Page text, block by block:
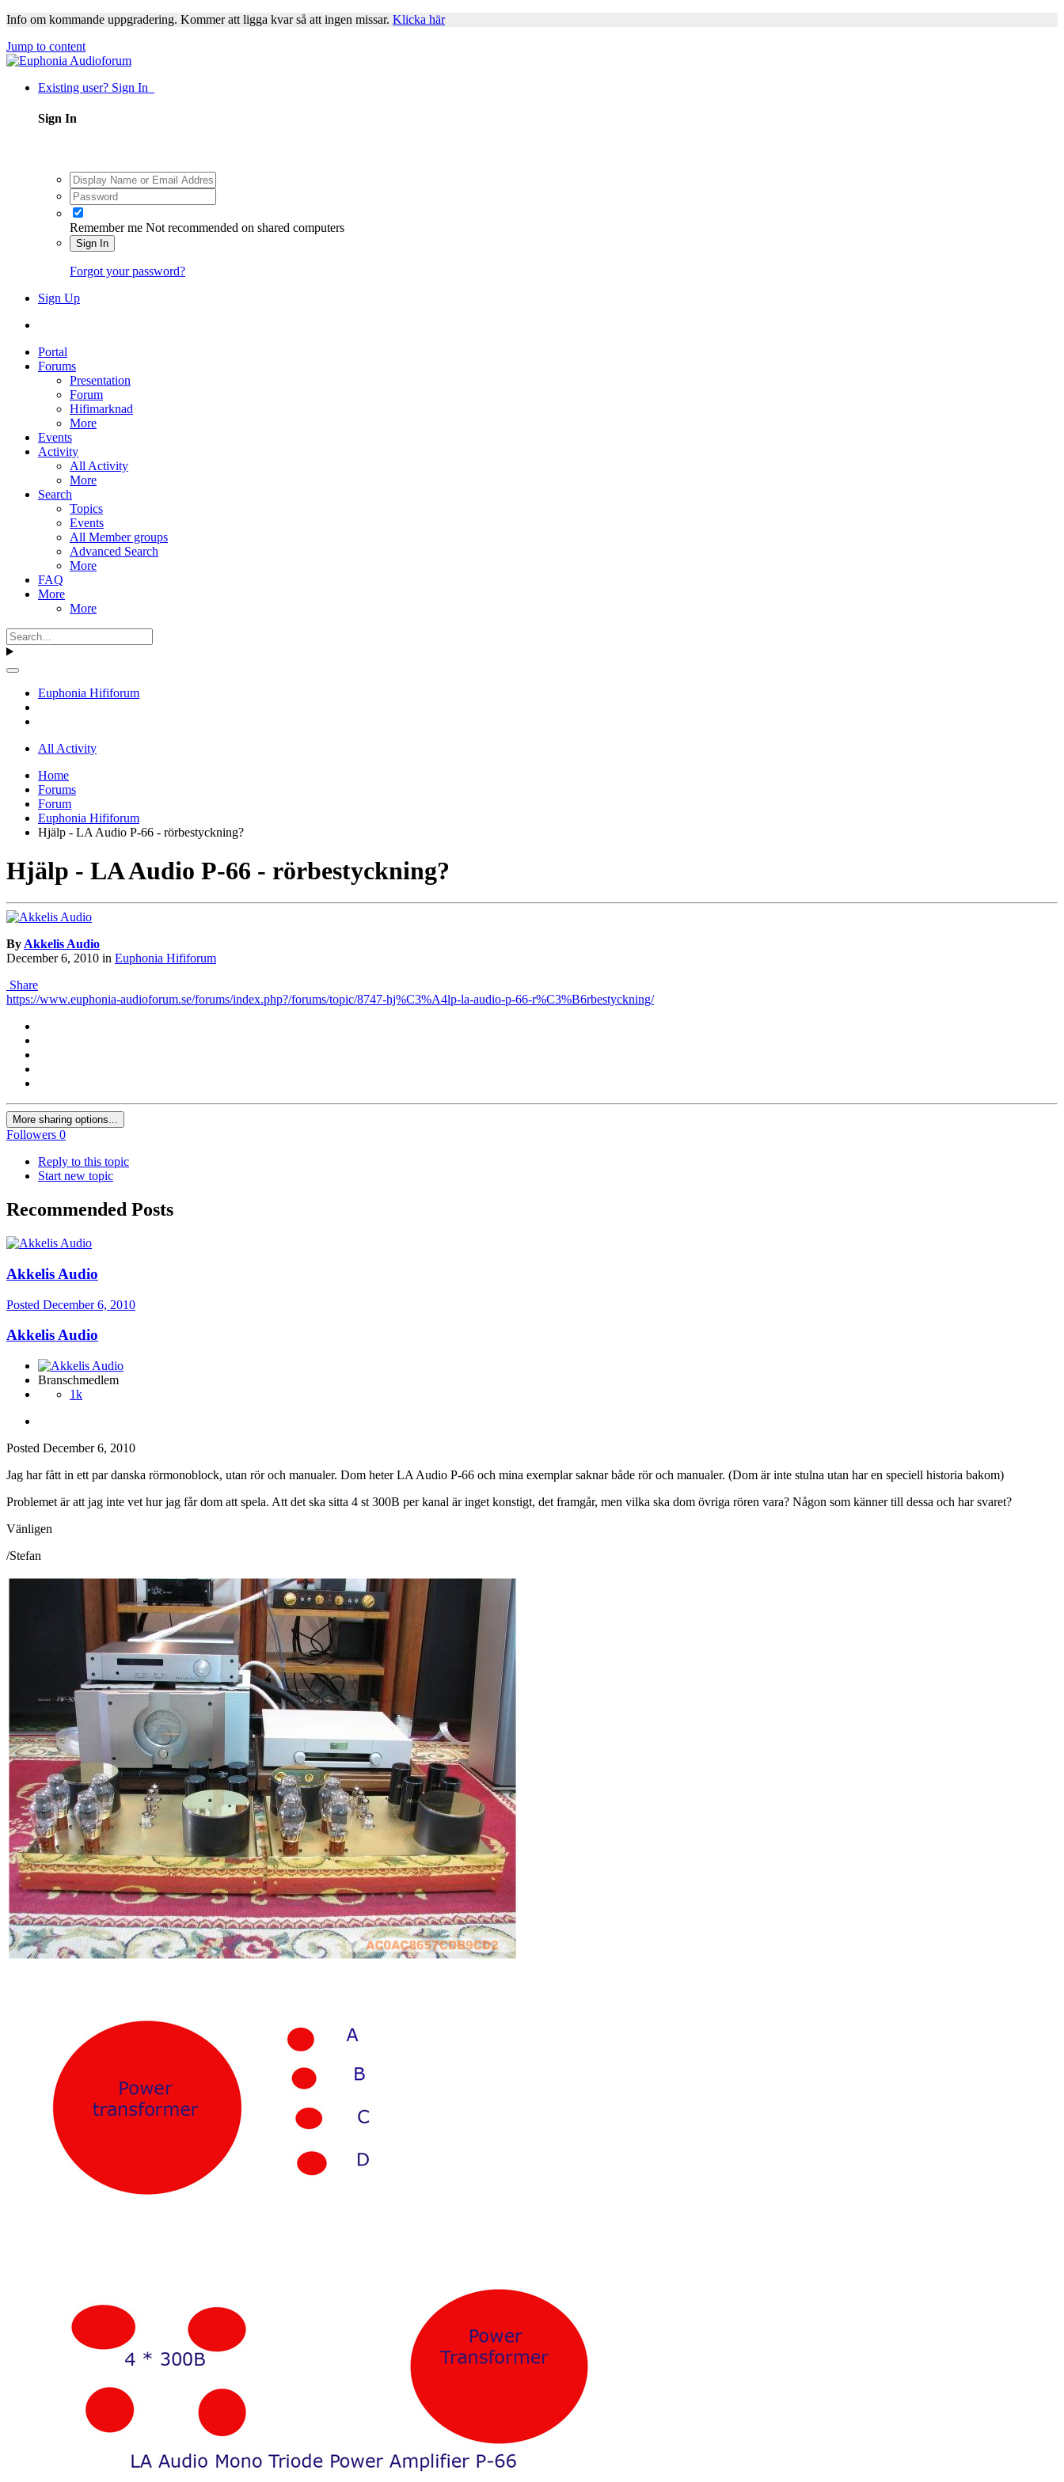
Info om kommande uppgradering. Kommer att ligga kvar så att ingen missar. Klicka här
Jump to content
Existing user? Sign In
Sign In
Remember me Not recommended on shared computers
Sign In
Forgot your password?
Sign Up
Portal
Forums
Presentation
Forum
Hifimarknad
More
Events
Activity
All Activity
More
Search
Topics
Events
All Member groups
Advanced Search
More
FAQ
More
More
Euphonia Hififorum
All Activity
Home
Forums
Forum
Euphonia Hififorum
Hjälp - LA Audio P-66 - rörbestyckning?
Hjälp - LA Audio P-66 - rörbestyckning?
ByAkkelis Audio
December 6, 2010 in Euphonia Hififorum
Share
https://www.euphonia-audioforum.se/forums/index.php?/forums/topic/8747-hj%C3%A4lp-la-audio-p-66-r%C3%B6rbestyckning/
More sharing options...
Followers 0
Reply to this topic
Start new topic
Recommended Posts
Akkelis Audio
Posted December 6, 2010
Akkelis Audio
Branschmedlem
1k
Posted December 6, 2010
Jag har fått in ett par danska rörmonoblock, utan rör och manualer. Dom heter LA Audio P-66 och mina exemplar saknar både rör och manualer. (Dom är inte stulna utan har en speciell historia bakom)
Problemet är att jag inte vet hur jag får dom att spela. Att det ska sitta 4 st 300B per kanal är inget konstigt, det framgår, men vilka ska dom övriga rören vara? Någon som känner till dessa och har svaret?
Vänligen
/Stefan